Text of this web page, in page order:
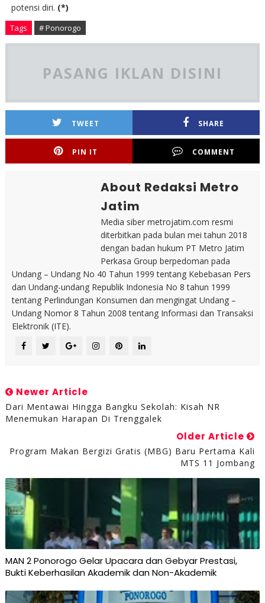
potensi diri. (*)
Tags # Ponorogo
PASANG IKLAN DISINI
TWEET SHARE
PIN IT COMMENT
About Redaksi Metro
Jatim
Media siber metrojatim.com resmi
diterbitkan pada bulan mei tahun 2018
dengan badan hukum PT Metro Jatim
Perkasa Group berpedoman pada
Undang – Undang No 40 Tahun 1999 tentang Kebebasan Pers
dan Undang-undang Republik Indonesia No 8 tahun 1999
tentang Perlindungan Konsumen dan mengingat Undang –
Undang Nomor 8 Tahun 2008 tentang Informasi dan Transaksi
Elektronik (ITE).
Newer Article
Dari Mentawai Hingga Bangku Sekolah: Kisah NR
Menemukan Harapan Di Trenggalek
Older Article
Program Makan Bergizi Gratis (MBG) Baru Pertama Kali
MTS 11 Jombang
MAN 2 Ponorogo Gelar Upacara dan Gebyar Prestasi,
Bukti Keberhasilan Akademik dan Non-Akademik